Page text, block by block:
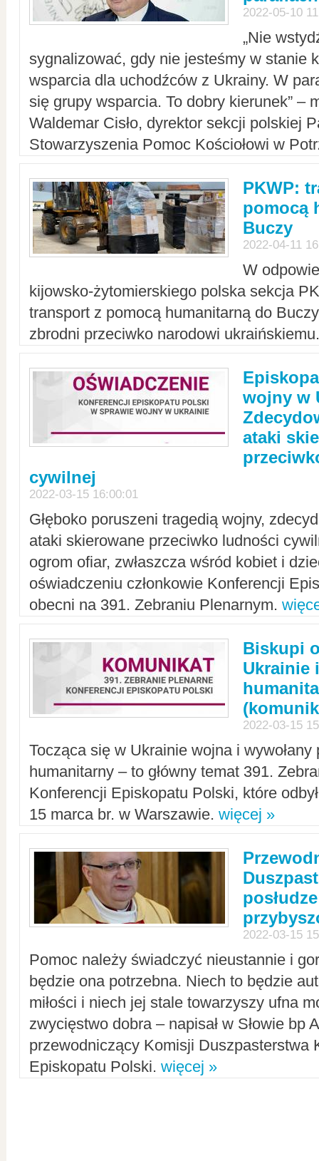
2022-05-10
„Nie
sygnalizować, gdy nie jesteśmy w stanie
wsparcia dla uchodźców z Ukrainy. W
się grupy wsparcia. To dobry kierunek” –
Waldemar Cisło, dyrektor sekcji polskiej
Stowarzyszenia Pomoc Kościołowi w
PKWP:
pomocą
Buczy
2022-04-11
W
kijowsko-żytomierskiego polska sekcja
transport z pomocą humanitarną do
zbrodni przeciwko narodowi
wojny w
ataki
cywilnej
2022-03-15 16:00:01
Głęboko poruszeni tragedią wojny,
ataki skierowane przeciwko ludności
ogrom ofiar, zwłaszcza wśród kobiet i
oświadczeniu członkowie Konferencji
obecni na 391. Zebraniu Plenarnym.
Biskupi
Ukrainie
2022-03-15
Tocząca się w Ukrainie wojna i
humanitarny – to główny temat 391.
Konferencji Episkopatu Polski, które
15 marca br. w Warszawie. więcej »
2022-03-15
Pomoc należy świadczyć nieustannie i
będzie ona potrzebna. Niech to będzie
miłości i niech jej stale towarzyszy ufna
zwycięstwo dobra – napisał w Słowie bp
przewodniczący Komisji Duszpasterstwa
Episkopatu Polski. więcej »